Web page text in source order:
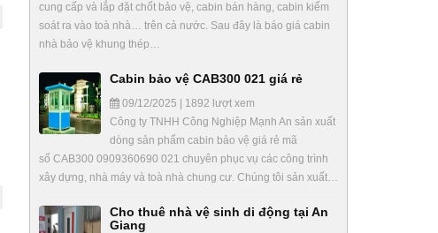
cung cấp và lắp đặt chốt bảo vệ, cabin bán hàng, cabin kiểm
soát ra vào toà nhà… trên cả nước. Sau đây là báo giá cabin
nhà bảo vệ khung thép…
Cabin bảo vệ CAB300 021 giá rẻ
09/12/2025 | 1892 lượt xem
Công ty TNHH Công Nghiệp Mạnh An sản xuất
dòng sản phẩm cabin bảo vệ giá rẻ mã
số CAB300 0909360690 021 chuyên phục vụ các công trình
xây dựng, nhà máy và toà nhà chung cư. Chúng tôi sản xuất…
Cho thuê nhà vệ sinh di động tại An
Giang